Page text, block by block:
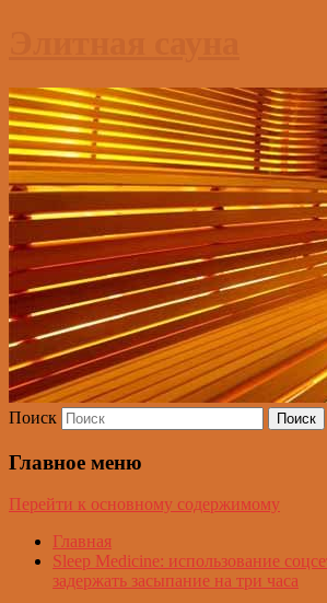
Поиск
Главное меню
Перейти к основному содержимому
Главная
Sleep Medicine: использование
задержать засыпание на три часа